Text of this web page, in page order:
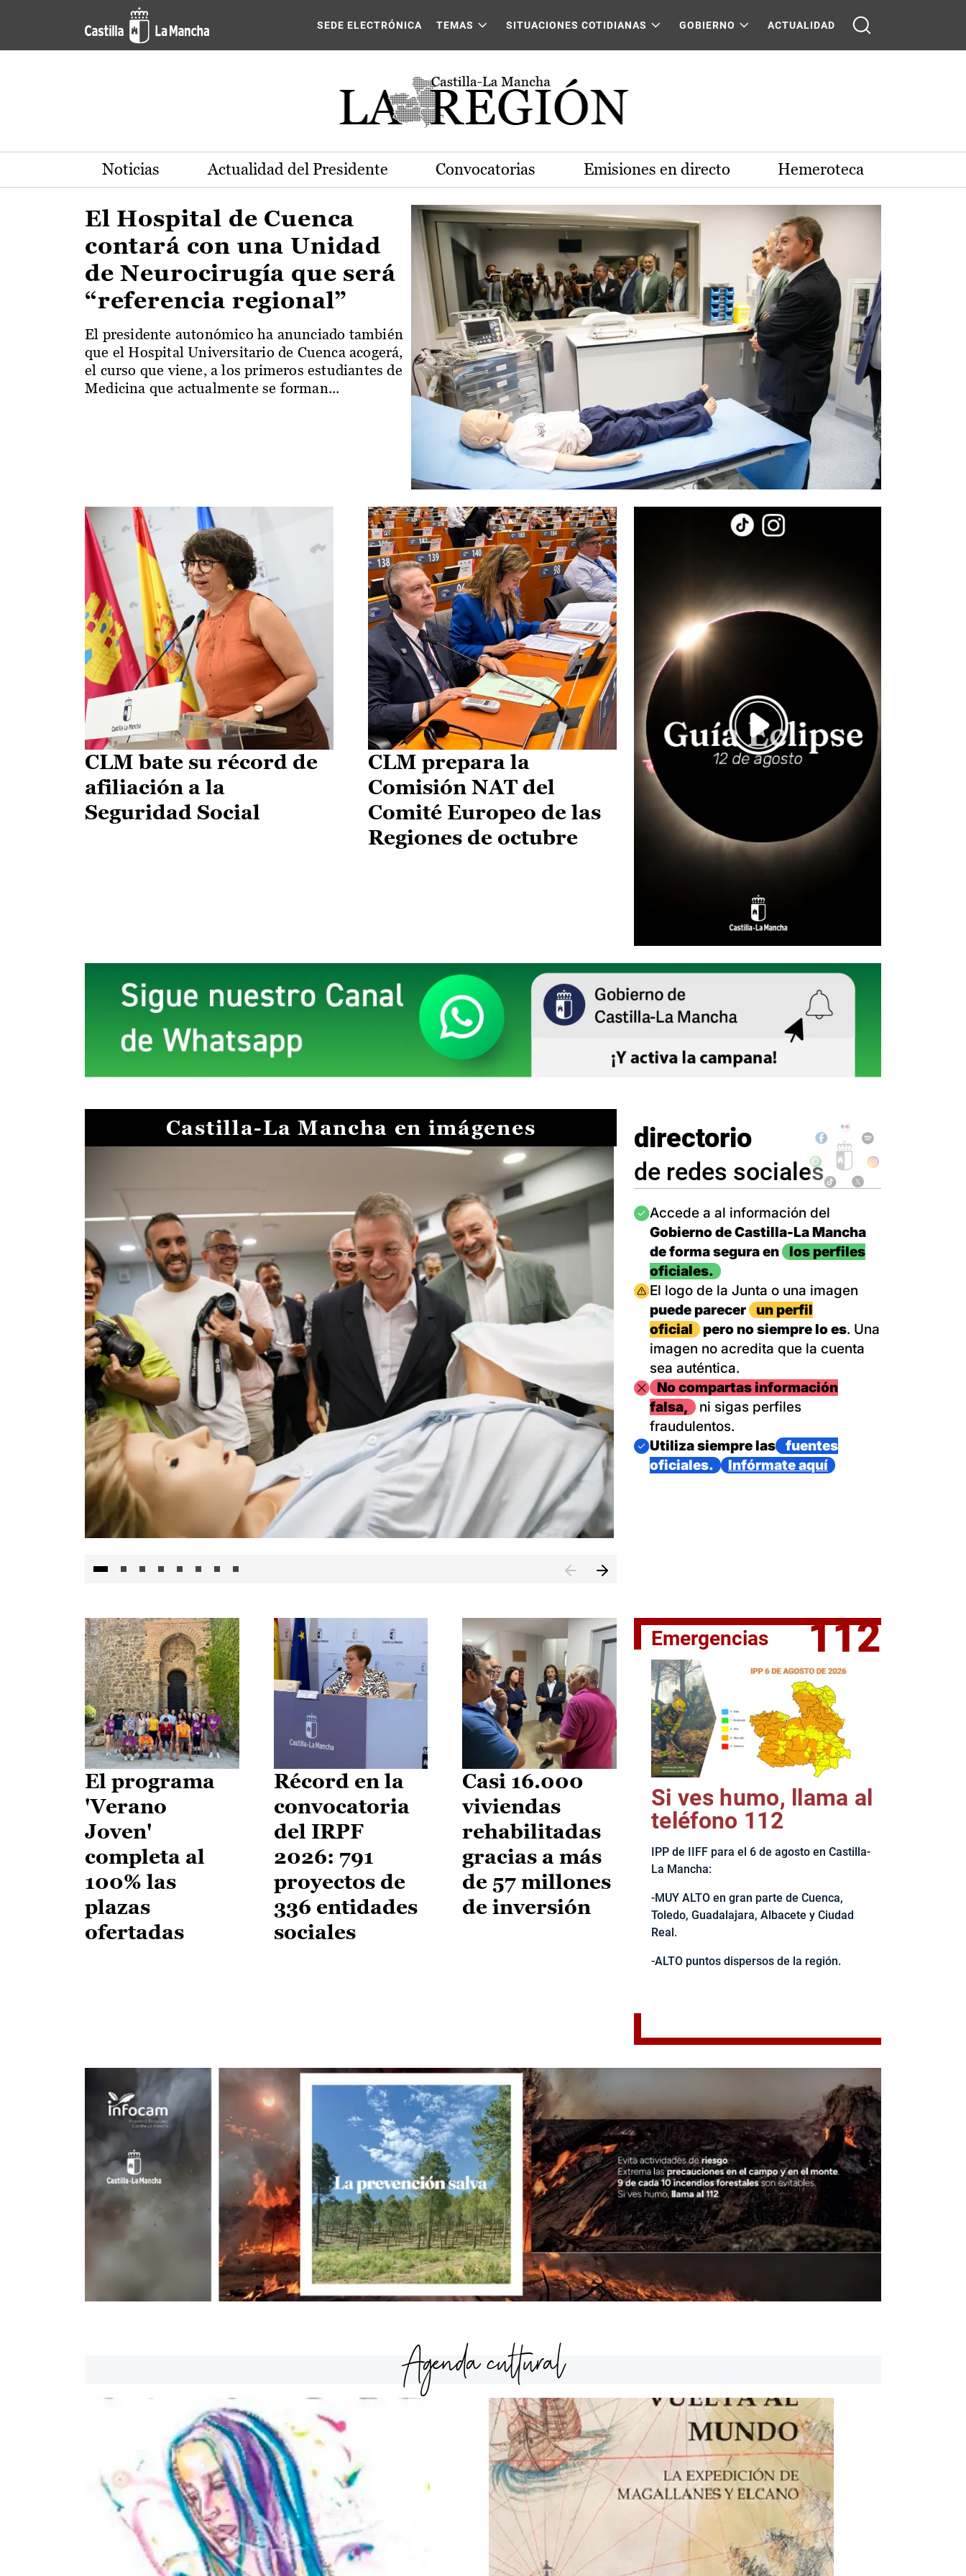
Pasar al contenido principal
Actualidad de la región de Castilla-La Mancha
SEDE ELECTRÓNICA TEMAS SITUACIONES COTIDIANAS GOBIERNO ACTUALIDAD
Noticias Actualidad del Presidente Convocatorias Emisiones en directo Hemeroteca
El Hospital de Cuenca
contará con una Unidad
de Neurocirugía que será
“referencia regional”
El presidente autonómico ha anunciado también
que el Hospital Universitario de Cuenca acogerá,
el curso que viene, a los primeros estudiantes de
Medicina que actualmente se forman...
CLM bate su récord de
afiliación a la
Seguridad Social
CLM prepara la
Comisión NAT del
Comité Europeo de las
Regiones de octubre
Castilla-La Mancha en imágenes
El jefe del Ejecutivo castellanomanchego, Emiliano García-
directorio
de redes sociales
Imagen
Accede a al información del
Gobierno de Castilla-La Mancha
de forma segura en
los perfiles
oficiales.
Imagen
El logo de la Junta o una imagen
puede parecer
un perfil
oficial
pero no siempre lo es. Una
imagen no acredita que la cuenta
sea auténtica.
ImagenNo compartas información
falsa,
ni sigas perfiles
fraudulentos.
Imagen
Utiliza siempre las
fuentes
oficiales.
Infórmate aquí
El programa
'Verano
Joven'
completa al
100% las
plazas
ofertadas
Récord en la
convocatoria
del IRPF
2026: 791
proyectos de
336 entidades
sociales
Casi 16.000
viviendas
rehabilitadas
gracias a más
de 57 millones
de inversión
Emergencias 112
Si ves humo, llama al
teléfono 112
IPP de IIFF para el 6 de agosto en Castilla-
La Mancha:
-MUY ALTO en gran parte de Cuenca,
Toledo, Guadalajara, Albacete y Ciudad
Real.
-ALTO puntos dispersos de la región.
Agenda cultural